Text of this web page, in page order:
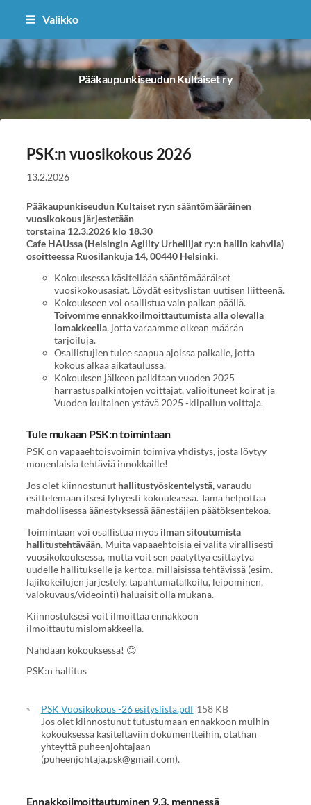
Siirry
sivun
sisältöön
Valikko
Pääkaupunkiseudun Kultaiset ry
PSK:n vuosikokous 2026
13.2.2026
Pääkaupunkiseudun Kultaiset ry:n sääntömääräinen
vuosikokous järjestetään
torstaina 12.3.2026 klo 18.30
Cafe HAUssa (Helsingin Agility Urheilijat ry:n hallin kahvila)
osoitteessa Ruosilankuja 14, 00440 Helsinki.
Kokouksessa käsitellään sääntömääräiset
vuosikokousasiat. Löydät esityslistan uutisen liitteenä.
Kokoukseen voi osallistua vain paikan päällä.
Toivomme ennakkoilmoittautumista alla olevalla
lomakkeella, jotta varaamme oikean määrän
tarjoiluja.
Osallistujien tulee saapua ajoissa paikalle, jotta
kokous alkaa aikataulussa.
Kokouksen jälkeen palkitaan vuoden 2025
harrastuspalkintojen voittajat, valioituneet koirat ja
Vuoden kultainen ystävä 2025 -kilpailun voittaja.
Tule mukaan PSK:n toimintaan
PSK on vapaaehtoisvoimin toimiva yhdistys, josta löytyy
monenlaisia tehtäviä innokkaille!
Jos olet kiinnostunut hallitustyöskentelystä,varaudu
esittelemään itsesi lyhyesti kokouksessa. Tämä helpottaa
mahdollisessa äänestyksessä äänestäjien päätöksentekoa.
Toimintaan voi osallistua myös ilman sitoutumista
hallitustehtävään. Muita vapaaehtoisia ei valita virallisesti
vuosikokouksessa, mutta voit sen päätyttyä esittäytyä
uudelle hallitukselle ja kertoa, millaisissa tehtävissä (esim.
lajikokeilujen järjestely, tapahtumatalkoilu, leipominen,
valokuvaus/videointi) haluaisit olla mukana.
Kiinnostuksesi voit ilmoittaa ennakkoon
ilmoittautumislomakkeella.
Nähdään kokouksessa! 😊
PSK:n hallitus
PSK Vuosikokous -26 esityslista.pdf 158 KB
Jos olet kiinnostunut tutustumaan ennakkoon muihin
kokouksessa käsiteltäviin dokumentteihin, otathan
yhteyttä puheenjohtajaan
(puheenjohtaja.psk@gmail.com).
Ennakkoilmoittautuminen 9.3. mennessä